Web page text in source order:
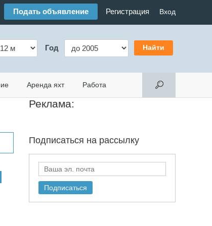
Подать объявление Регистрация Вход
Год
Аренда яхт Работа
Реклама:
Подписаться на рассылку